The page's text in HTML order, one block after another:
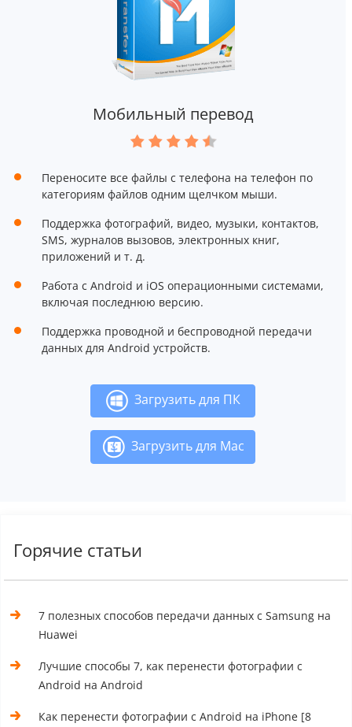
Мобильный перевод
Переносите все файлы с телефона на телефон по
категориям файлов одним щелчком мыши.
Поддержка фотографий, видео, музыки, контактов,
SMS, журналов вызовов, электронных книг,
приложений и т. д.
Работа с Android и iOS операционными системами,
включая последнюю версию.
Поддержка проводной и беспроводной передачи
данных для Android устройств.
Загрузить для ПК
Загрузить для Mac
Горячие статьи
7 полезных способов передачи данных с Samsung на
Huawei
Лучшие способы 7, как перенести фотографии с
Android на Android
Как перенести фотографии с Android на iPhone [8